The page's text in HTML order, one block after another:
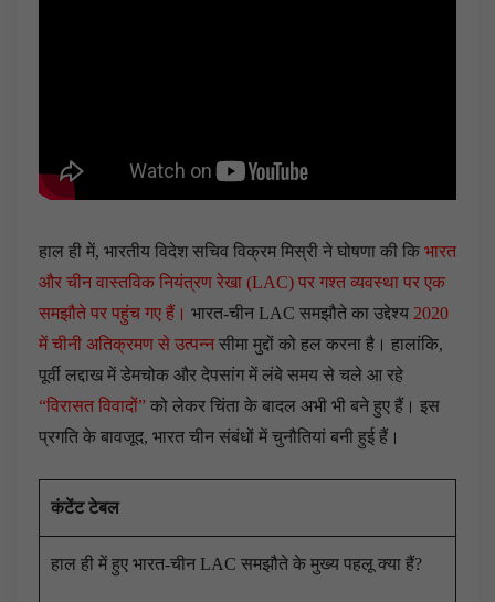
हाल ही में, भारतीय विदेश सचिव विक्रम मिस्री ने घोषणा की कि भारत
और चीन वास्तविक नियंत्रण रेखा (LAC) पर गश्त व्यवस्था पर एक
समझौते पर पहुंच गए हैं। भारत-चीन LAC समझौते का उद्देश्य 2020
में चीनी अतिक्रमण से उत्पन्न सीमा मुद्दों को हल करना है। हालांकि,
पूर्वी लद्दाख में डेमचोक और देपसांग में लंबे समय से चले आ रहे
“विरासत विवादों” को लेकर चिंता के बादल अभी भी बने हुए हैं। इस
प्रगति के बावजूद, भारत चीन संबंधों में चुनौतियां बनी हुई हैं।
कंटेंट टेबल
हाल ही में हुए भारत-चीन LAC समझौते के मुख्य पहलू क्या हैं?